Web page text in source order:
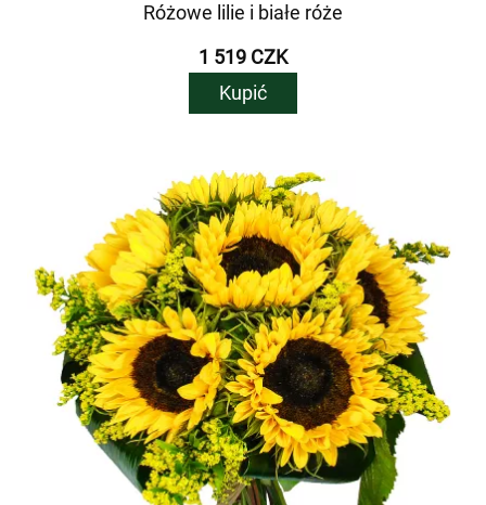
Różowe lilie i białe róże
1 519 CZK
Kupić